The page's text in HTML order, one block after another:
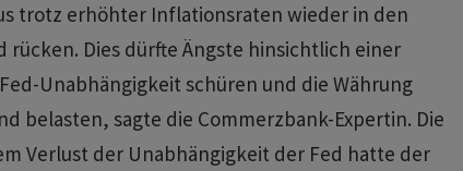
trotz erhöhter Inflationsraten wieder in den
rücken. Dies dürfte Ängste hinsichtlich einer
Unabhängigkeit schüren und die Währung
belasten, sagte die Commerzbank-Expertin. Die
Verlust der ​Unabhängigkeit der Fed hatte der